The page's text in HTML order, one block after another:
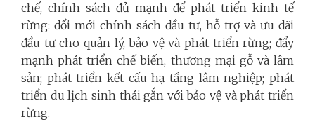
chế, chính sách đủ mạnh để phát triển kinh tế
rừng: đổi mới chính sách đầu tư, hỗ trợ và ưu đãi
đầu tư cho quản lý, bảo vệ và phát triển rừng; đẩy
mạnh phát triển chế biến, thương mại gỗ và lâm
sản; phát triển kết cấu hạ tầng lâm nghiệp; phát
triển du lịch sinh thái gắn với bảo vệ và phát triển
rừng.